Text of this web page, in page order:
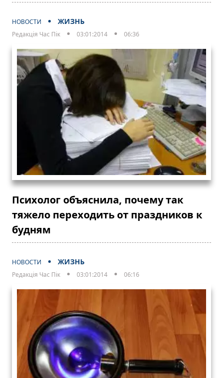
НОВОСТИ ЖИЗНЬ
Редакція Час Пік 03:01:2014 06:36
Психолог объяснила, почему так
тяжело переходить от праздников к
будням
НОВОСТИ ЖИЗНЬ
Редакція Час Пік 03:01:2014 06:16